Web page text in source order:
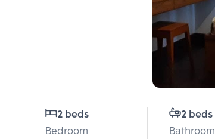
2 beds
Bedroom
2 beds
Bathroom